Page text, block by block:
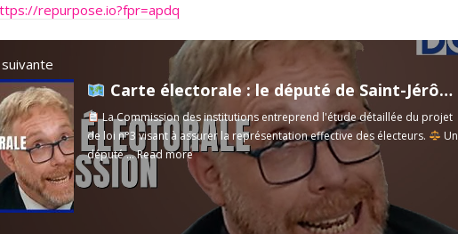
repurpose.io?fpr=apdq
Carte électorale : le député de Saint-Jérôme sème le doute en commission
La Commission des institutions entreprend l'étude détaillée du projet
de loi n°3 visant à assurer la représentation effective des électeurs.
Un
député ...Read more